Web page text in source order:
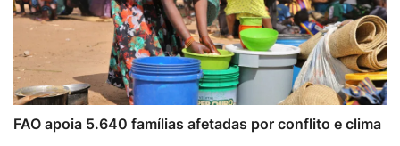
FAO apoia 5.640 famílias afetadas por conflito e clima